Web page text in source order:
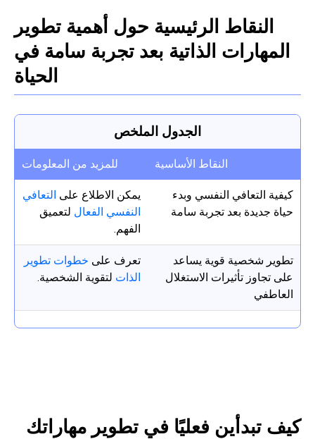
النقاط الرئيسية حول أهمية تطوير
المهارات الذاتية بعد تجربة سامة في
الحياة
الجدول الملخص
النقاط الأساسية للمزيد من المعلومات
كيفية التعافي النفسي وبدء
حياة جديدة بعد تجربة سامة
يمكن الاطلاع على التعافي
النفسي الفعال لتعميق
الفهم.
تطوير شخصية قوية يساعد
على تجاوز تأثيرات الاستغلال
العاطفي
تعرف على خطوات تطوير
الذات لتقوية الشخصية.
كيف تبدأين فعليًا في تطوير مهاراتك